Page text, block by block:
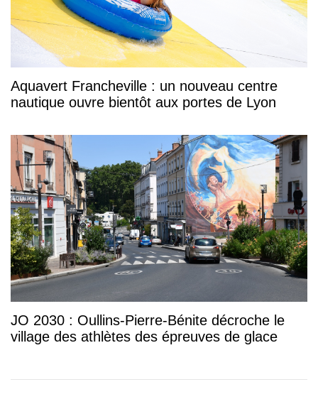
Aquavert Francheville : un nouveau centre
nautique ouvre bientôt aux portes de Lyon
JO 2030 : Oullins-Pierre-Bénite décroche le
village des athlètes des épreuves de glace